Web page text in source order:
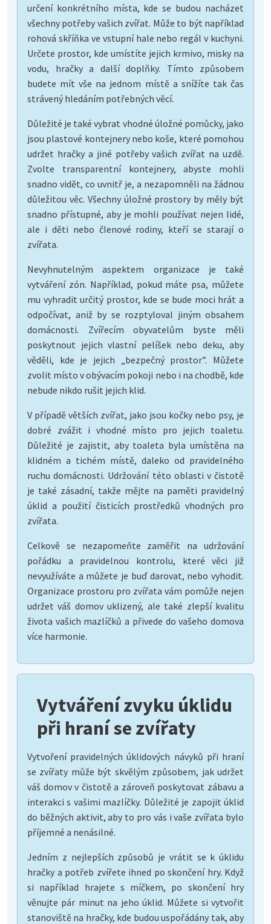
určení konkrétního místa, kde se budou nacházet
všechny potřeby vašich zvířat. Může to být například
rohová skříňka ve vstupní hale nebo regál v kuchyni.
Určete prostor, kde umístíte jejich krmivo, misky na
vodu, hračky a další doplňky. Tímto způsobem
budete mít vše na jednom místě a snížíte tak čas
strávený hledáním potřebných věcí.
Důležité je také vybrat vhodné úložné pomůcky, jako
jsou plastové kontejnery nebo koše, které pomohou
udržet hračky a jiné potřeby vašich zvířat na uzdě.
Zvolte transparentní kontejnery, abyste mohli
snadno vidět, co uvnitř je, a nezapomněli na žádnou
důležitou věc. Všechny úložné prostory by měly být
snadno přístupné, aby je mohli používat nejen lidé,
ale i děti nebo členové rodiny, kteří se starají o
zvířata.
Nevyhnutelným aspektem organizace je také
vytváření zón. Například, pokud máte psa, můžete
mu vyhradit určitý prostor, kde se bude moci hrát a
odpočívat, aniž by se rozptyloval jiným obsahem
domácnosti. Zvířecím obyvatelům byste měli
poskytnout jejich vlastní pelíšek nebo deku, aby
věděli, kde je jejich „bezpečný prostor”. Můžete
zvolit místo v obývacím pokoji nebo i na chodbě, kde
nebude nikdo rušit jejich klid.
V případě větších zvířat, jako jsou kočky nebo psy, je
dobré zvážit i vhodné místo pro jejich toaletu.
Důležité je zajistit, aby toaleta byla umístěna na
klidném a tichém místě, daleko od pravidelného
ruchu domácnosti. Udržování této oblasti v čistotě
je také zásadní, takže mějte na paměti pravidelný
úklid a použití čisticích prostředků vhodných pro
zvířata.
Celkově se nezapomeňte zaměřit na udržování
pořádku a pravidelnou kontrolu, které věci již
nevyužíváte a můžete je buď darovat, nebo vyhodit.
Organizace prostoru pro zvířata vám pomůže nejen
udržet váš domov uklizený, ale také zlepší kvalitu
života vašich mazlíčků a přivede do vašeho domova
více harmonie.
Vytváření zvyku úklidu
při hraní se zvířaty
Vytvoření pravidelných úklidových návyků při hraní
se zvířaty může být skvělým způsobem, jak udržet
váš domov v čistotě a zároveň poskytovat zábavu a
interakci s vašimi mazlíčky. Důležité je zapojit úklid
do běžných aktivit, aby to pro vás i vaše zvířata bylo
příjemné a nenásilné.
Jedním z nejlepších způsobů je vrátit se k úklidu
hračky a potřeb zvířete ihned po skončení hry. Když
si například hrajete s míčkem, po skončení hry
věnujte pár minut na jeho úklid. Můžete si vytvořit
stanoviště na hračky, kde budou uspořádány tak, aby